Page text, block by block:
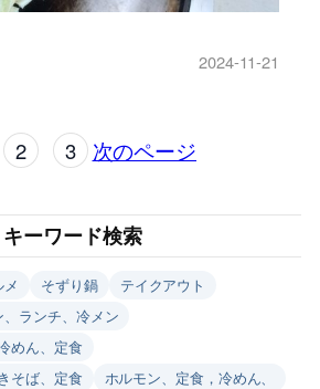
2024-11-21
2 3 次のページ
キーワード検索
そずり鍋
テイクアウト
、ランチ、冷メン
めん、定食
そば、定食
ホルモン、定食，冷めん、